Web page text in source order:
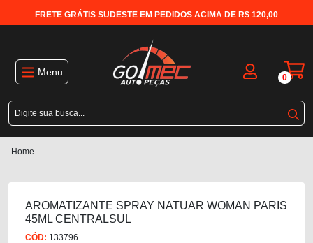
FRETE GRÁTIS SUDESTE EM PEDIDOS ACIMA DE R$ 120,00
Menu 0
Home
AROMATIZANTE SPRAY NATUAR WOMAN PARIS
45ML CENTRALSUL
CÓD: 133796